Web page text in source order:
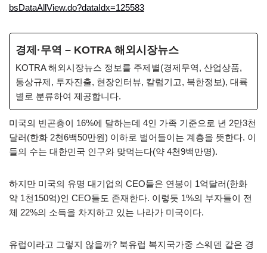
bsDataAllView.do?dataIdx=125583
경제·무역 – KOTRA 해외시장뉴스
KOTRA 해외시장뉴스 정보를 주제별(경제무역, 산업상품,
통상규제, 투자진출, 현장인터뷰, 칼럼기고, 북한정보), 대륙
별로 분류하여 제공합니다.
미국의 빈곤층이 16%에 달하는데 4인 가족 기준으로 년 2만3천
달러(한화 2천6백50만원) 이하로 벌어들이는 계층을 뜻한다. 이
들의 수는 대한민국 인구와 맞먹는다(약 4천9백만명).
하지만 미국의 유명 대기업의 CEO들은 연봉이 1억달러(한화
약 1천150억)인 CEO들도 존재한다. 이렇듯 1%의 부자들이 전
체 22%의 소득을 차지하고 있는 나라가 미국이다.
유럽이라고 그렇지 않을까? 북유럽 복지국가중 스웨덴 같은 경